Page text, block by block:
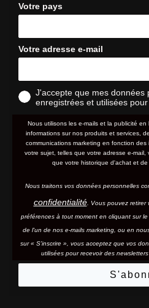
Votre pays
Votre adresse e-mail
J'accepte que mes données
enregistrées et utilisées
Nous utilisons les e-mails et la publicité
informations sur nos produits et services,
communications marketing en fonction
votre sujet, telles que votre adresse e-mail,
que votre historique d'achat et de
Nous traitons vos données personnelles
confidentialité. Vous pouvez retirer
préférences à tout moment en cliquant sur
de l'un de nos e-mails marketing, ou en
sur « S'inscrire », vous acceptez que vos
utilisées pour recevoir des